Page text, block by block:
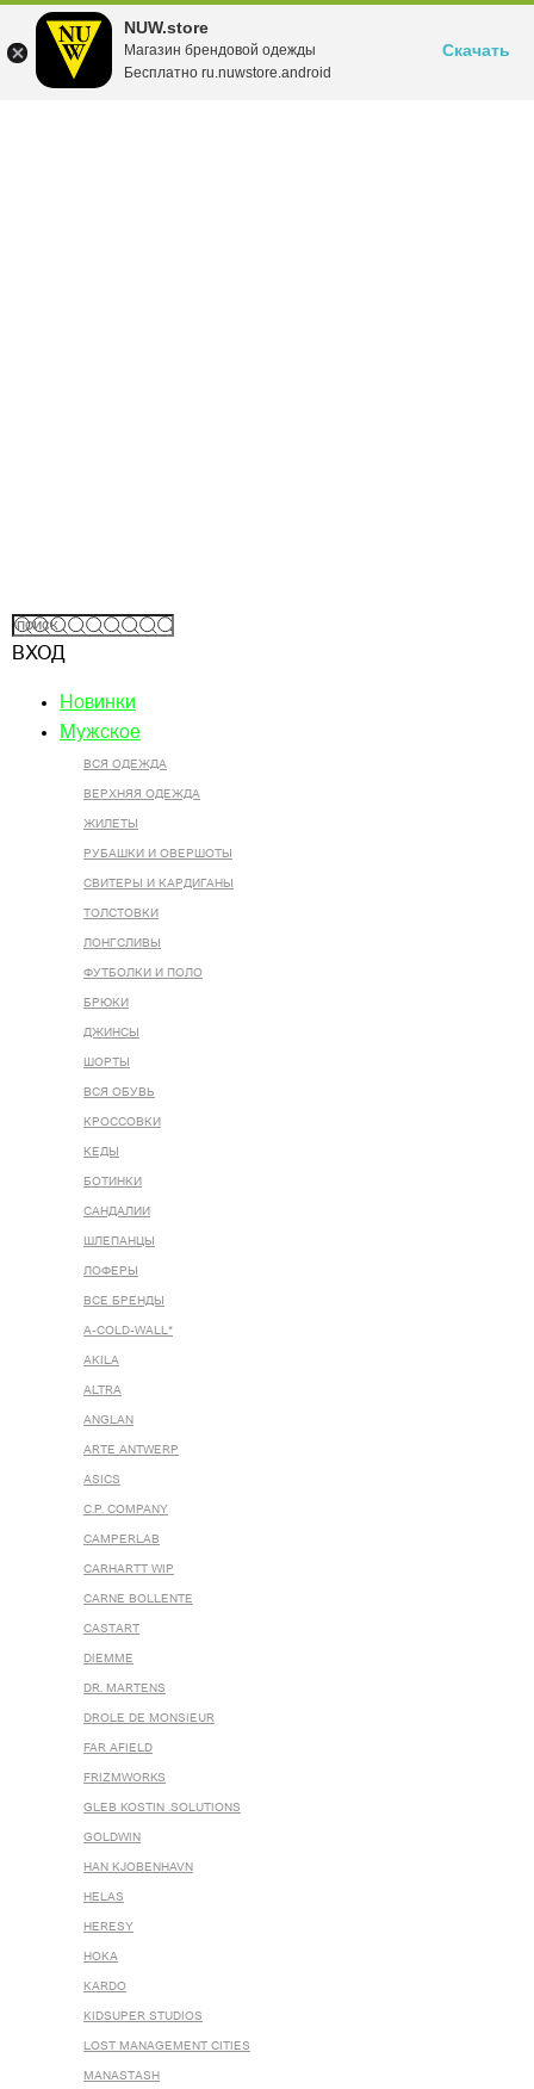
NUW.store
Магазин брендовой одежды
Бесплатно ru.nuwstore.android
Скачать
ВХОД
Новинки
Мужское
ВСЯ ОДЕЖДА
ВЕРХНЯЯ ОДЕЖДА
ЖИЛЕТЫ
РУБАШКИ И ОВЕРШОТЫ
СВИТЕРЫ И КАРДИГАНЫ
ТОЛСТОВКИ
ЛОНГСЛИВЫ
ФУТБОЛКИ И ПОЛО
БРЮКИ
ДЖИНСЫ
ШОРТЫ
ВСЯ ОБУВЬ
КРОССОВКИ
КЕДЫ
БОТИНКИ
САНДАЛИИ
ШЛЕПАНЦЫ
ЛОФЕРЫ
ВСЕ БРЕНДЫ
A-COLD-WALL*
AKILA
ALTRA
ANGLAN
ARTE ANTWERP
ASICS
C.P. COMPANY
CAMPERLAB
CARHARTT WIP
CARNE BOLLENTE
CASTART
DIEMME
DR. MARTENS
DROLE DE MONSIEUR
FAR AFIELD
FRIZMWORKS
GLEB KOSTIN .SOLUTIONS
GOLDWIN
HAN KJOBENHAVN
HELAS
HERESY
HOKA
KARDO
KIDSUPER STUDIOS
LOST MANAGEMENT CITIES
MANASTASH